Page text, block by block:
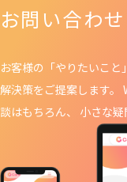
お問い合わ
お客様の「やりたいこと
解決策をご提案します。
談はもちろん、 小さな